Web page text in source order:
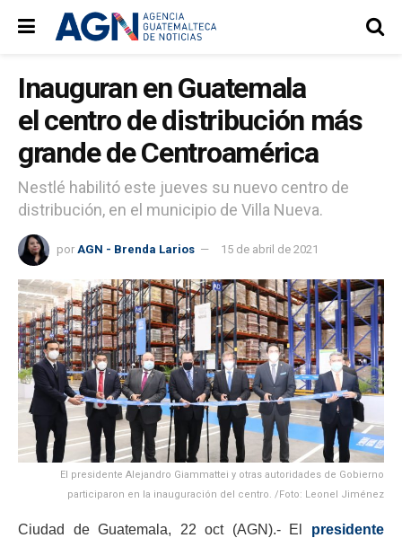
Inauguran en Guatemala
el centro de distribución más
grande de Centroamérica
Nestlé habilitó este jueves su nuevo centro de
distribución, en el municipio de Villa Nueva.
por AGN - Brenda Larios 15 de abril de 2021
El presidente Alejandro Giammattei y otras autoridades de Gobierno
participaron en la inauguración del centro. /Foto: Leonel Jiménez
Ciudad de Guatemala, 22 oct (AGN).- El presidente